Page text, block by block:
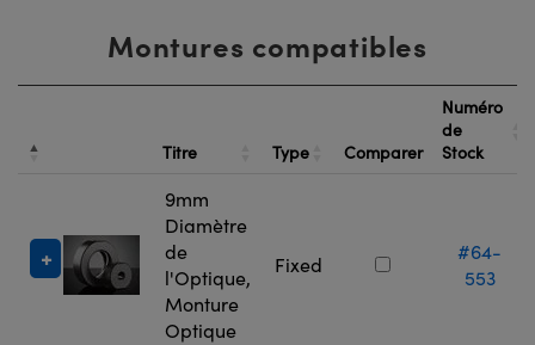
Montures compatibles
Titre Type Comparer
Numéro
de
Stock
9mm
Diamètre
de
l'Optique,
Monture
Optique
Fixed
#64-
553